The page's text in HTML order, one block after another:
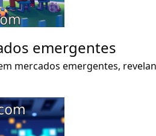
emergentes
mercados emergentes,